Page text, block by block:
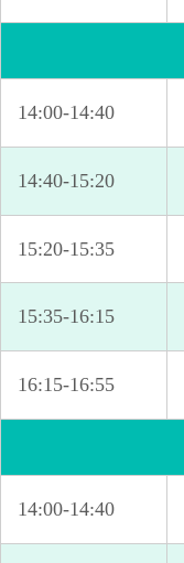
14:00-14:40
14:40-15:20
15:20-15:35
15:35-16:15
16:15-16:55
14:00-14:40